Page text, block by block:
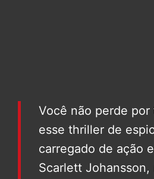
Você não perde por
esse thriller de
carregado de ação
Scarlett Johansson,